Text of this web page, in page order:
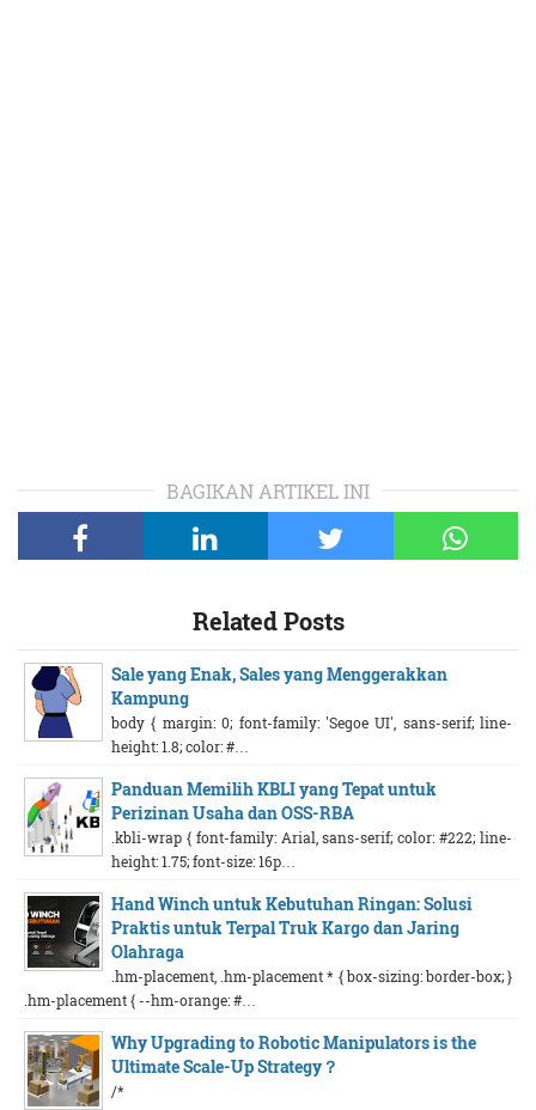
BAGIKAN ARTIKEL INI
Related Posts
Sale yang Enak, Sales yang Menggerakkan
Kampung
body { margin: 0; font-family: 'Segoe UI', sans-serif; line-
height: 1.8; color: #…
Panduan Memilih KBLI yang Tepat untuk
Perizinan Usaha dan OSS-RBA
.kbli-wrap { font-family: Arial, sans-serif; color: #222; line-
height: 1.75; font-size: 16p…
Hand Winch untuk Kebutuhan Ringan: Solusi
Praktis untuk Terpal Truk Kargo dan Jaring
Olahraga
.hm-placement, .hm-placement * { box-sizing: border-box; }
.hm-placement { --hm-orange: #…
Why Upgrading to Robotic Manipulators is the
Ultimate Scale-Up Strategy？
/*